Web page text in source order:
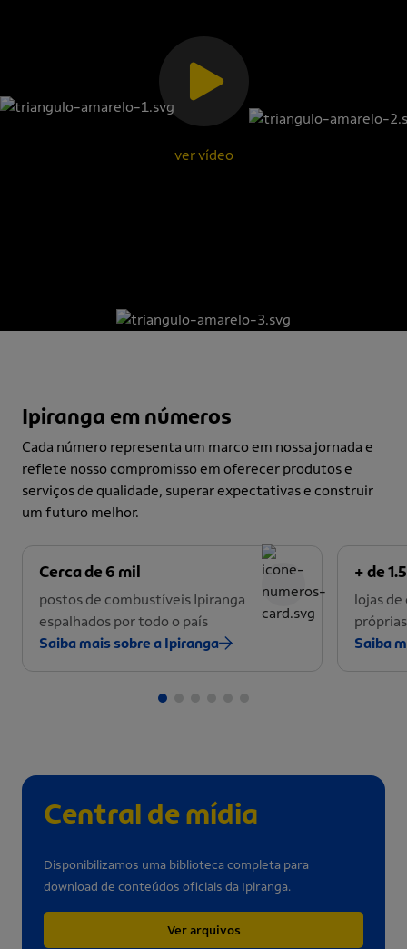
ver vídeo
Ipiranga em números
Cada número representa um marco em nossa jornada e
reflete nosso compromisso em oferecer produtos e
serviços de qualidade, superar expectativas e construir
um futuro melhor.
Cerca de 6 mil
postos de combustíveis Ipiranga
espalhados por todo o país
Saiba mais sobre a Ipiranga
+ de
lojas
Saiba
Central de mídia
Disponibilizamos uma biblioteca completa para
download de conteúdos oficiais da Ipiranga.
Ver arquivos